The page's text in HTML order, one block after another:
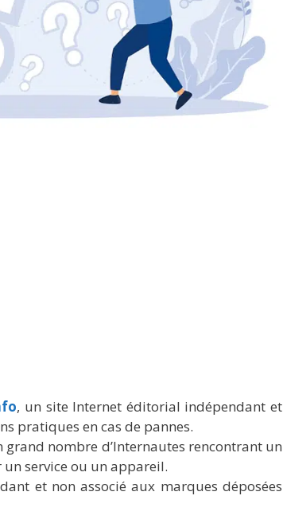
, un site Internet éditorial indépendant et
pratiques en cas de pannes.
nombre d’Internautes rencontrant un
service ou un appareil.
et non associé aux marques déposées